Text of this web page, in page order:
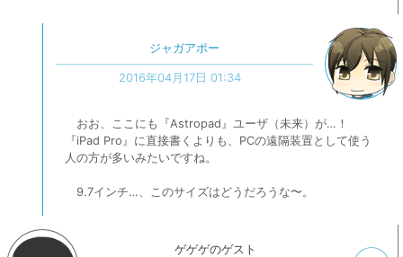
ジャガアポー
2016年04月17日 01:34
おお、ここにも『Astropad』ユーザ（未来）が…！
『iPad Pro』に直接書くよりも、PCの遠隔装置として使う
人の方が多いみたいですね。
9.7インチ…、このサイズはどうだろうな〜。
ゲゲゲのゲスト